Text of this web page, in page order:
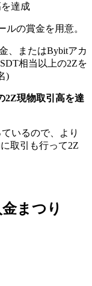
達成
ルの賞金を用意。
、またはBybitアカ
相当以上の2Zを
)
2Z現物取引高を達
いるので、より
取引も行って2Z
まつり